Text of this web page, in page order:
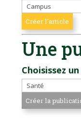
Une
Choisissez